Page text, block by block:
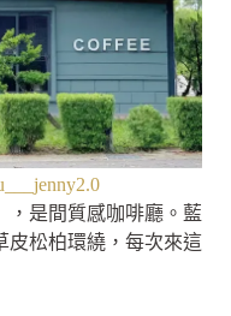
，是間質感咖啡廳。藍
皮松柏環繞，每次來這